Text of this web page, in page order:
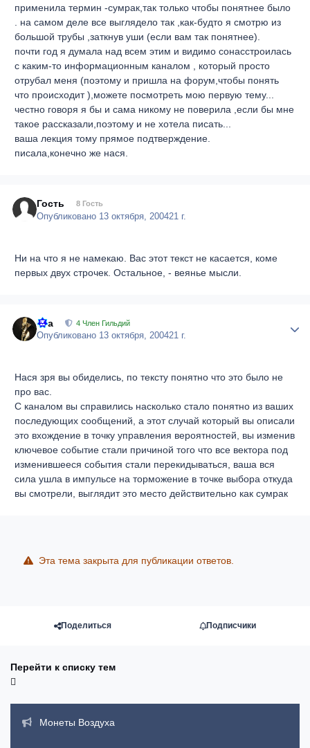
применила термин -сумрак,так только чтобы понятнее было
. на самом деле все выглядело так ,как-будто я смотрю из
большой трубы ,заткнув уши (если вам так понятнее).
почти год я думала над всем этим и видимо сонасстроилась
с каким-то информационным каналом , который просто
отрубал меня (поэтому и пришла на форум,чтобы понять
что происходит ),можете посмотреть мою первую тему...
честно говоря я бы и сама никому не поверила ,если бы мне
такое рассказали,поэтому и не хотела писать...
ваша лекция тому прямое подтверждение.
писала,конечно же нася.
Гость 8 Гость
Опубликовано 13 октября, 200421 г.
Ни на что я не намекаю. Вас этот текст не касается, коме
первых двух строчек. Остальное, - веянье мысли.
Ora 4 Член Гильдий
Опубликовано 13 октября, 200421 г.
Нася зря вы обиделись, по тексту понятно что это было не
про вас.
С каналом вы справились насколько стало понятно из ваших
последующих сообщений, а этот случай который вы описали
это вхождение в точку управления вероятностей, вы изменив
ключевое событие стали причиной того что все вектора под
изменившееся события стали перекидываться, ваша вся
сила ушла в импульсе на торможение в точке выбора откуда
вы смотрели, выглядит это место действительно как сумрак
Эта тема закрыта для публикации ответов.
Поделиться Подписчики
Перейти к списку тем
Монеты Воздуха